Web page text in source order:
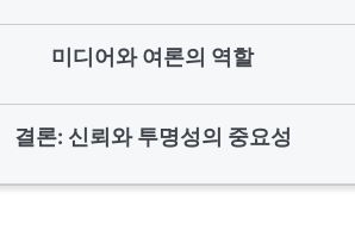
미디어와 여론의 역할
결론: 신뢰와 투명성의 중요성